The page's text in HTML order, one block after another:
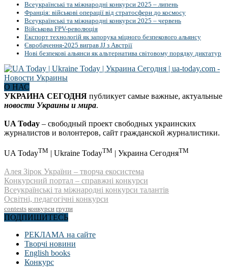
Всеукраїнські та міжнародні конкурси 2025 – липень
Франція: військові операції від стратосфери до космосу
Всеукраїнські та міжнародні конкурси 2025 – червень
Військова FPV-революція
Експорт технологій як запорука міцного безпекового альянсу
Євробачення-2025 виграв JJ з Австрії
Нові безпекові альянси як альтернатива світовому порядку диктатур
О НАС
УКРАИНА СЕГОДНЯ публикует самые важные, актуальные
новости Украины и мира.
UA Today – свободный проект свободных украинских
журналистов и волонтеров, сайт гражданской журналистики.
UA TodayTM | Ukraine TodayTM | Украина СегодняTM
Алея Зірок України – творча екосистема
Конкурсний портал – справжні конкурси
Всеукраїнські та міжнародні конкурси талантів
Освітні, педагогічні конкурси
contests конкурси групи
ПОДПИШИТЕСЬ
РЕКЛАМА на сайте
Творчі новини
English books
Конкурс